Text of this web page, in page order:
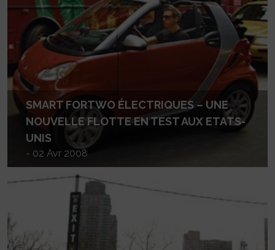
SMART FORTWO ÉLECTRIQUES – UNE
NOUVELLE FLOTTE EN TEST AUX ETATS-
UNIS
- 02 Avr 2008